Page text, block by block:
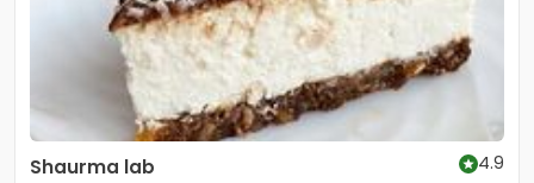
Shaurma lab
4.9